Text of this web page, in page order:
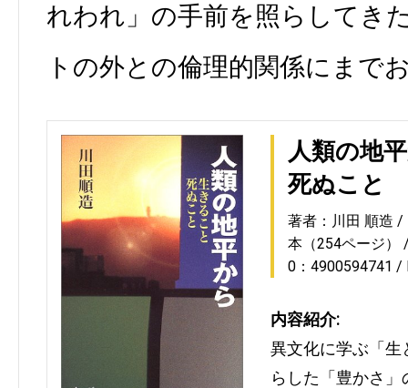
れわれ」の手前を照らしてき
トの外との倫理的関係にまで
人類の地
死ぬこと
著者：川田 順造
本（254ページ）
0：4900594741
内容紹介:
異文化に学ぶ「生
らした「豊かさ